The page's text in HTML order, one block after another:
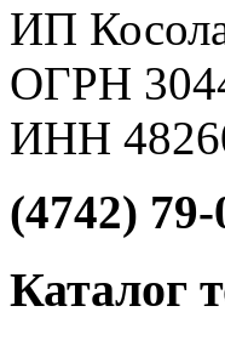
ИП
ОГРН
ИНН
(4742)
Каталог